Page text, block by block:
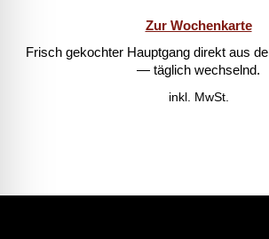
Zur Wochenkarte
Frisch gekochter Hauptgang direkt aus
— täglich wechselnd.
inkl. MwSt.